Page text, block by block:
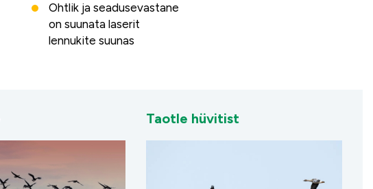
Ohtlik ja seadusevastane
on suunata laserit
lennukite suunas
Taotle hüvitist